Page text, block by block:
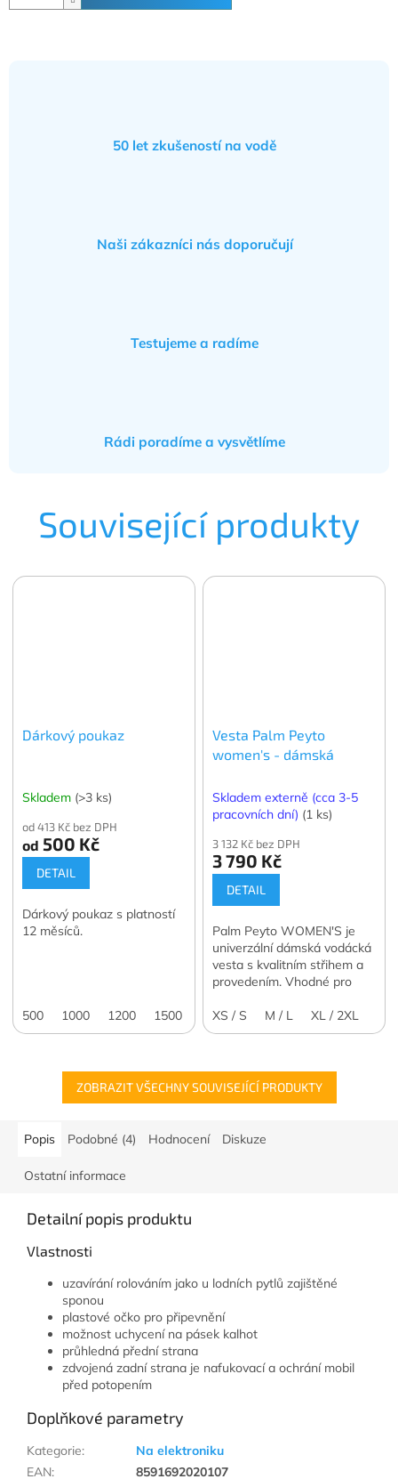
50 let zkušeností na vodě
Naši zákazníci nás doporučují
Testujeme a radíme
Rádi poradíme a vysvětlíme
Související produkty
Dárkový poukaz
Skladem (>3 ks)
od 413 Kč bez DPH
od 500 Kč
DETAIL
Dárkový poukaz s platností
12 měsíců.
500 1000 1200 1500 2000 3000 4000 5000
Vesta Palm Peyto
women's - dámská
Skladem externě (cca 3-5
pracovních dní) (1 ks)
3 132 Kč bez DPH
3 790 Kč
DETAIL
Palm Peyto WOMEN'S je
univerzální dámská vodácká
vesta s kvalitním střihem a
provedením. Vhodné pro
XS / S
M / L XL / 2XL
ZOBRAZIT VŠECHNY SOUVISEJÍCÍ PRODUKTY
Popis Podobné (4) Hodnocení Diskuze
Ostatní informace
Detailní popis produktu
Vlastnosti
uzavírání rolováním jako u lodních pytlů zajištěné
sponou
plastové očko pro připevnění
možnost uchycení na pásek kalhot
průhledná přední strana
zdvojená zadní strana je nafukovací a ochrání mobil
před potopením
Doplňkové parametry
Kategorie:
Na elektroniku
EAN: 8591692020107